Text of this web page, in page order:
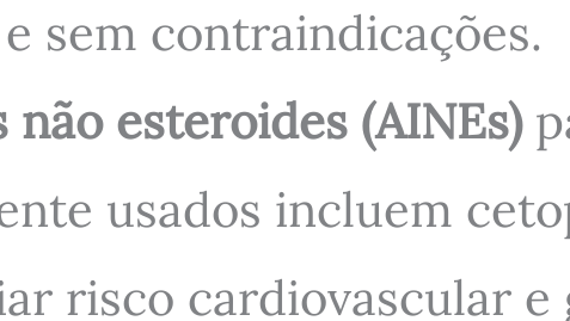
sem contraindicações.
esteroides (AINEs)
usados incluem
risco cardiovascular